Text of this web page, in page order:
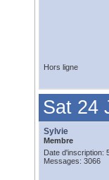
Hors ligne
Sat 24
Sylvie
Membre
Date d'inscription:
Messages: 3066